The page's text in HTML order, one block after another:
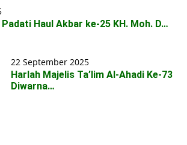
Haul Akbar ke-25 KH. Moh. D…
22 September 2025
Harlah Majelis Ta’lim Al-Ahadi Ke-73
Diwarna…